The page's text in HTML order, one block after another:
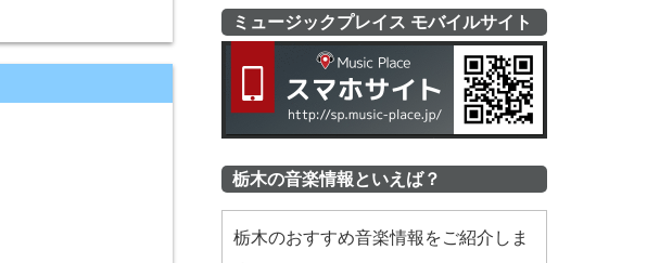
ミュージックプレイス モバイルサイト
栃木の音楽情報といえば？
栃木のおすすめ音楽情報をご紹介しま